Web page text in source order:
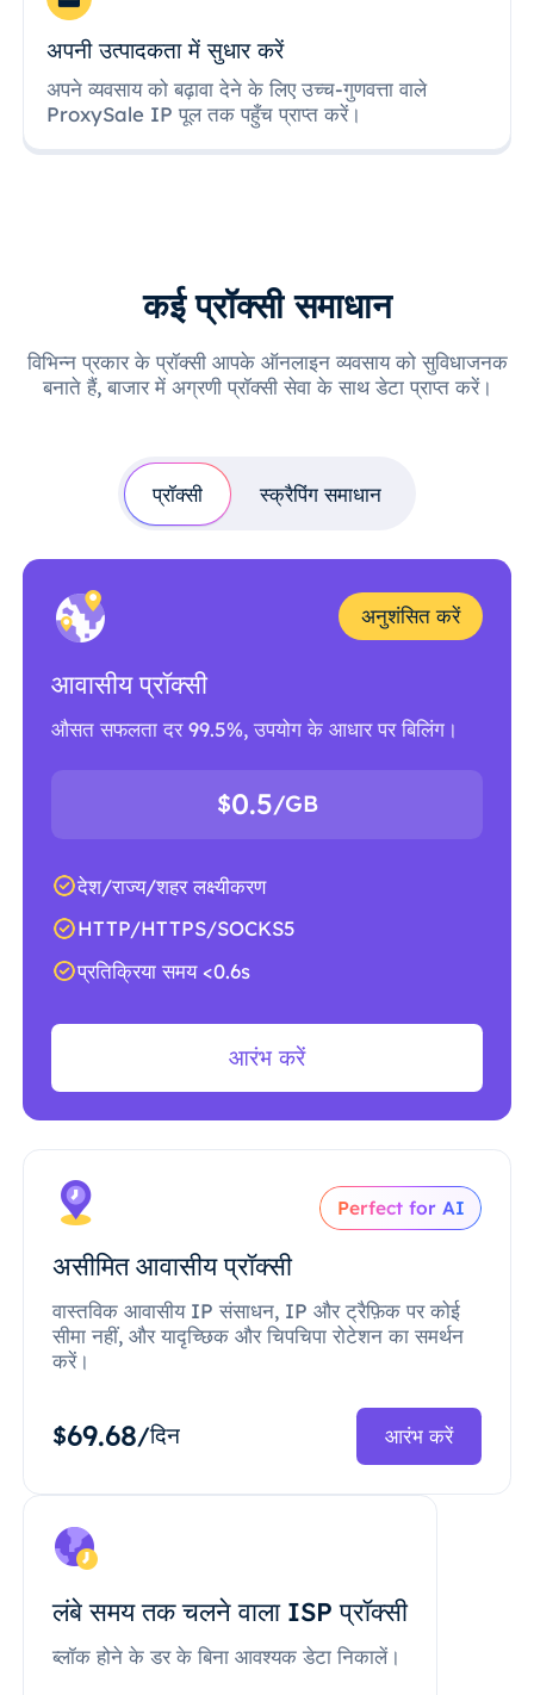
अपनी उत्पादकता में सुधार करें
अपने व्यवसाय को बढ़ावा देने के लिए उच्च-गुणवत्ता वाले
ProxySale IP पूल तक पहुँच प्राप्त करें।
कई प्रॉक्सी समाधान
विभिन्न प्रकार के प्रॉक्सी आपके ऑनलाइन व्यवसाय को सुविधाजनक
बनाते हैं, बाजार में अग्रणी प्रॉक्सी सेवा के साथ डेटा प्राप्त करें।
प्रॉक्सी स्क्रैपिंग समाधान
अनुशंसित करें
आवासीय प्रॉक्सी
औसत सफलता दर 99.5%, उपयोग के आधार पर बिलिंग।
$0.5/GB
देश/राज्य/शहर लक्ष्यीकरण
HTTP/HTTPS/SOCKS5
प्रतिक्रिया समय <0.6s
आरंभ करें
Perfect for AI
असीमित आवासीय प्रॉक्सी
वास्तविक आवासीय IP संसाधन, IP और ट्रैफ़िक पर कोई
सीमा नहीं, और यादृच्छिक और चिपचिपा रोटेशन का समर्थन
करें।
$69.68/दिन आरंभ करें
लंबे समय तक चलने वाला ISP प्रॉक्सी
ब्लॉक होने के डर के बिना आवश्यक डेटा निकालें।